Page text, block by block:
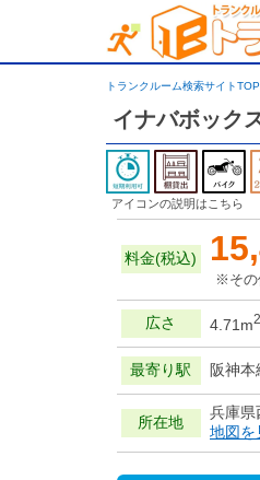
トランクルーム検索サイトTOP
イナバボック
アイコンの説明はこちら
料金(税込)
※その
広さ 4.71m2
最寄り駅 阪神
所在地
兵庫県
地図を